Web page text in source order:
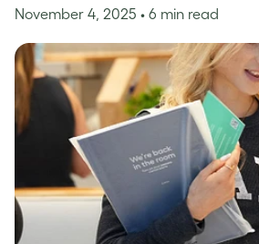
November 4, 2025 • 6 min read